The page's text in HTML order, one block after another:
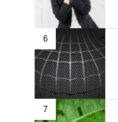
6
7